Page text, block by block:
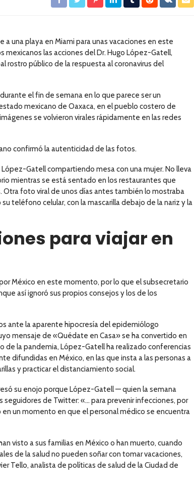
a una playa en Miami para unas vacaciones en este
mexicanos las acciones del Dr. Hugo López-Gatell,
rostro público de la respuesta al coronavirus del
el fin de semana en lo que parece ser un
mexicano de Oaxaca, en el pueblo costero de
se volvieron virales rápidamente en las redes
confirmó la autenticidad de las fotos.
Gatell compartiendo mesa con una mujer. No lleva
mientras se está sentado en los restaurantes que
foto viral de unos días antes también lo mostraba
teléfono celular, con la mascarilla debajo de la nariz y la
para viajar en
México en este momento, por lo que el subsecretario
así ignoró sus propios consejos y los de los
ante la aparente hipocresía del epidemiólogo
mensaje de «Quédate en Casa» se ha convertido en
de la pandemia, López-Gatell ha realizado conferencias
difundidas en México, en las que insta a las personas a
y practicar el distanciamiento social.
su enojo porque López-Gatell — quien la semana
seguidores de Twitter: «… para prevenir infecciones, por
un momento en que el personal médico se encuentra
visto a sus familias en México o han muerto, cuando
de la salud no pueden soñar con tomar vacaciones,
Tello, analista de políticas de salud de la Ciudad de